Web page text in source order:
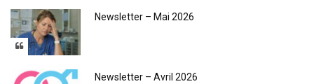
Newsletter – Mai 2026
Newsletter – Avril 2026